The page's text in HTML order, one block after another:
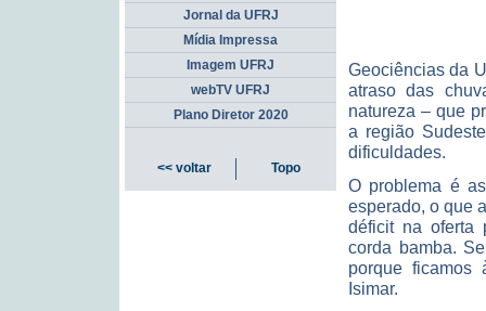
Geociências da
atraso das
natureza – que
a região
dificuldades.
O problema é
esperado, o que
déficit na oferta
corda bamba.
porque ficamos
Isimar.
Jornal da UFRJ
Mídia Impressa
Imagem UFRJ
webTV UFRJ
Plano Diretor 2020
<< voltar Topo